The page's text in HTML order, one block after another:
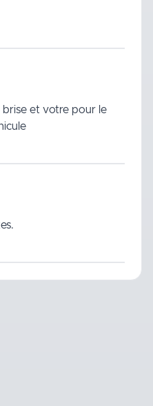
brise et votre pour le